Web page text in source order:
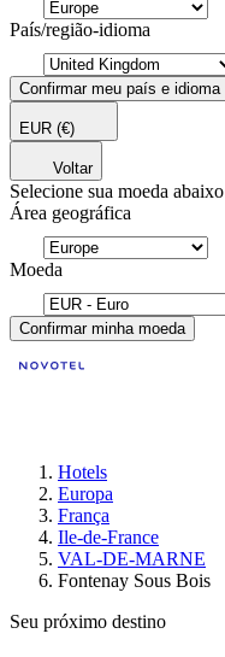
País/região-idioma
Confirmar meu país e idioma
EUR (€)
Voltar
Selecione sua moeda abaixo
Área geográfica
Moeda
Confirmar minha moeda
Hotels
Europa
França
Ile-de-France
VAL-DE-MARNE
Fontenay Sous Bois
Seu próximo destino